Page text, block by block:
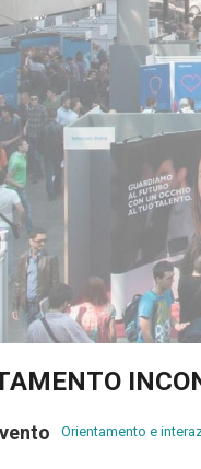
Orientamento e